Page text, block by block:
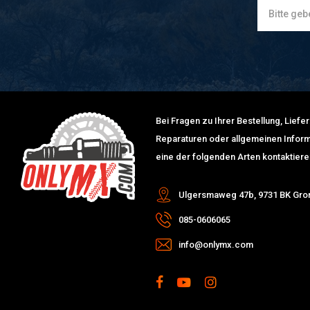
Bei Fragen zu Ihrer Bestellung,
Reparaturen oder allgemeinen
eine der folgenden Arten
Ulgersmaweg 47b, 9731 BK
085-0606065
info@onlymx.com